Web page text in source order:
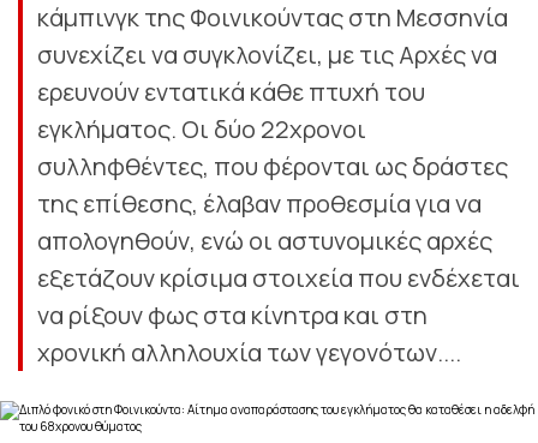
κάμπινγκ της Φοινικούντας στη Μεσσηνία
συνεχίζει να συγκλονίζει, με τις Αρχές να
ερευνούν εντατικά κάθε πτυχή του
εγκλήματος. Οι δύο 22χρονοι
συλληφθέντες, που φέρονται ως δράστες
της επίθεσης, έλαβαν προθεσμία για να
απολογηθούν, ενώ οι αστυνομικές αρχές
εξετάζουν κρίσιμα στοιχεία που ενδέχεται
να ρίξουν φως στα κίνητρα και στη
χρονική αλληλουχία των γεγονότων....